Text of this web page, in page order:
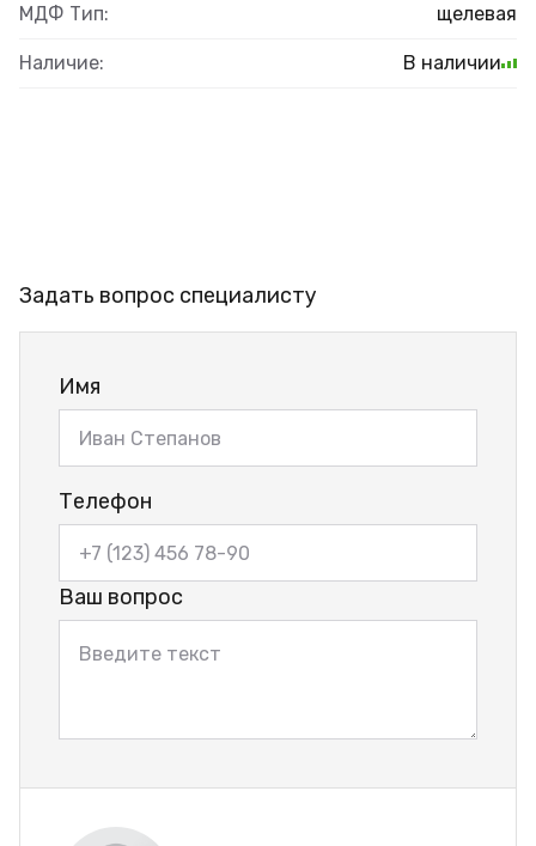
МДФ Тип: щелевая
Наличие: В наличии
Задать вопрос специалисту
Имя
Телефон
Ваш вопрос